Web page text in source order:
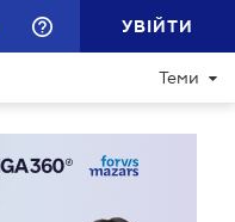
УВІЙТИ
Теми